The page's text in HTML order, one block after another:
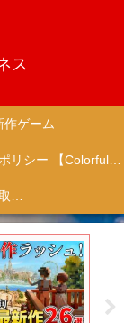
ス
作ゲーム
プライバシーポリシー 【Colorful Creation】
特定商取引法に基づく表記（商取引に関する開示）